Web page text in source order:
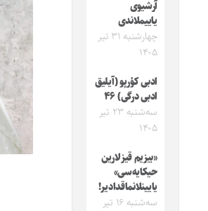
آرشیوی
یاییملاندی
چهارشنبه ۳۱ تیر
۱۴۰۵
ادبی کؤرپو (آیلیق
ادبی درگی) ۴۶
سه‌شنبه ۲۳ تیر
۱۴۰۵
«بیزیم قیزلارین
حیکایه‌سی»
یایینلانماقدادیر!
سه‌شنبه ۱۶ تیر